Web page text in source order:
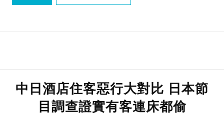
中日酒店住客惡行大對比 日本節
目調查證實有客連床都偷